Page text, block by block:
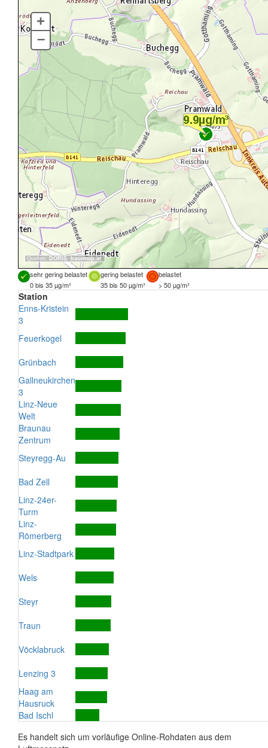
Quellen: DORIS, basemap.at
+
–
sehr gering belastet gering belastet
belastet
0 bis 35 µg/m³
35 bis 50 µg/m³ > 50 µg/m³
Station
Enns-Kristein
3
Feuerkogel
Grünbach
Gallneukirchen
3
Linz-Neue
Welt
Braunau
Zentrum
Steyregg-Au
Bad Zell
Linz-24er-
Turm
Linz-
Römerberg
Linz-Stadtpark
Wels
Steyr
Traun
Vöcklabruck
Lenzing 3
Haag am
Hausruck
Bad Ischl
Es handelt sich um vorläufige Online-Rohdaten aus dem